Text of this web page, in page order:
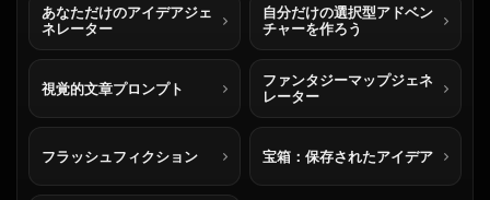
あなただけのアイデアジェ
ネレーター
自分だけの選択型アドベン
チャーを作ろう
視覚的文章プロンプト
ファンタジーマップジェネ
レーター
フラッシュフィクション 宝箱：保存されたアイデア